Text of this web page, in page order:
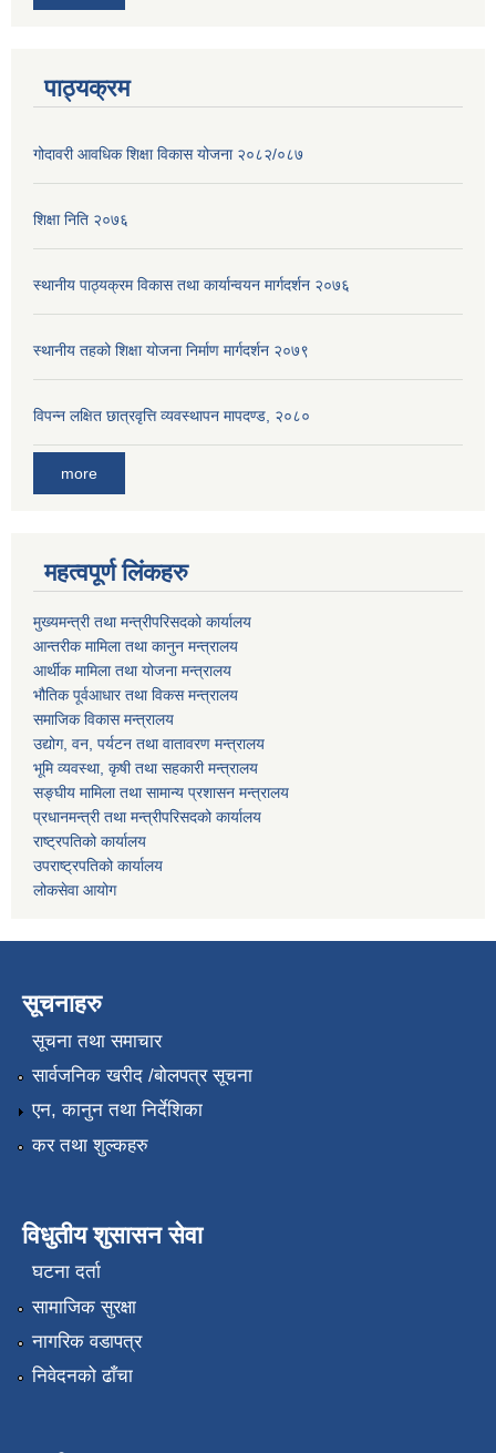
पाठ्यक्रम
गोदावरी आवधिक शिक्षा विकास योजना २०८२/०८७
शिक्षा निति २०७६
स्थानीय पाठ्यक्रम विकास तथा कार्यान्वयन मार्गदर्शन २०७६
स्थानीय तहको शिक्षा योजना निर्माण मार्गदर्शन २०७९
विपन्न लक्षित छात्रवृत्ति व्यवस्थापन मापदण्ड, २०८०
more
महत्वपूर्ण लिंकहरु
मुख्यमन्त्री तथा मन्त्रीपरिसदको कार्यालय
आन्तरीक मामिला तथा कानुन मन्त्रालय
आर्थीक मामिला तथा योजना मन्त्रालय
भौतिक पूर्वआधार तथा विकस मन्त्रालय
समाजिक विकास मन्त्रालय
उद्योग, वन, पर्यटन तथा वातावरण मन्त्रालय
भूमि व्यवस्था, कृषी तथा सहकारी मन्त्रालय
सङ्घीय मामिला तथा सामान्य प्रशासन मन्त्रालय
प्रधानमन्त्री तथा मन्त्रीपरिसदको कार्यालय
राष्ट्रपतिको कार्यालय
उपराष्ट्रपतिको कार्यालय
लोकसेवा आयोग
सूचनाहरु
सूचना तथा समाचार
सार्वजनिक खरीद /बोलपत्र सूचना
एन, कानुन तथा निर्देशिका
कर तथा शुल्कहरु
विधुतीय शुसासन सेवा
घटना दर्ता
सामाजिक सुरक्षा
नागरिक वडापत्र
निवेदनको ढाँचा